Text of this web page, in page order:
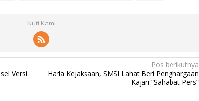
Ikuti Kami
Versi
Pos berikutnya
Harla Kejaksaan, SMSI Lahat Beri Penghargaan
Kajari “Sahabat Pers”